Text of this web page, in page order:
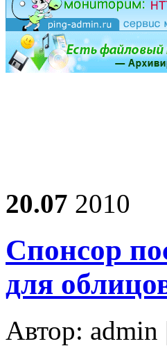
20.07 2010
Спонсор
для
Автор: admin